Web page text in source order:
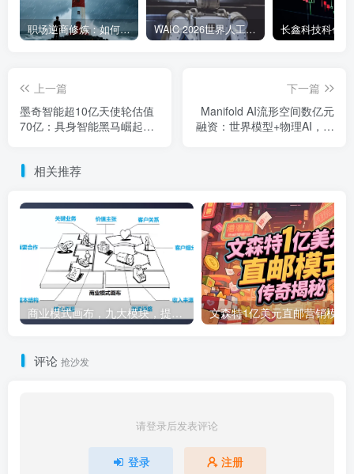
职场逆商修炼：如何把每一次挫折转化为成长的养分 WAIC 2026世界人工智能大会7月17日开幕：300款全球首发，展览面积首破10万平米
上一篇
墨奇智能超10亿天使轮估值
70亿：具身智能黑马崛起，
下一篇
Manifold AI流形空间数亿元
融资：世界模型+物理AI，落
相关推荐
商业模式画布，九大模块，提供下载
评论 抢沙发
请登录后发表评论
登录 注册